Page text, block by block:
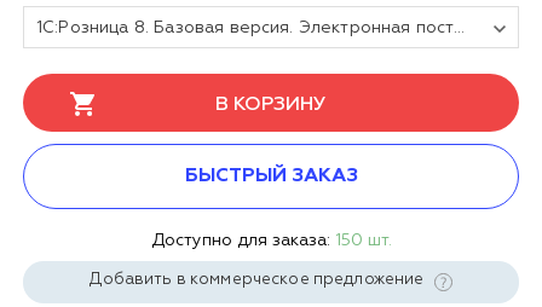
1С:Розница 8. Базовая версия. Электронная поставка
В КОРЗИНУ
БЫСТРЫЙ ЗАКАЗ
Доступно для заказа: 150 шт.
Добавить в коммерческое предложение